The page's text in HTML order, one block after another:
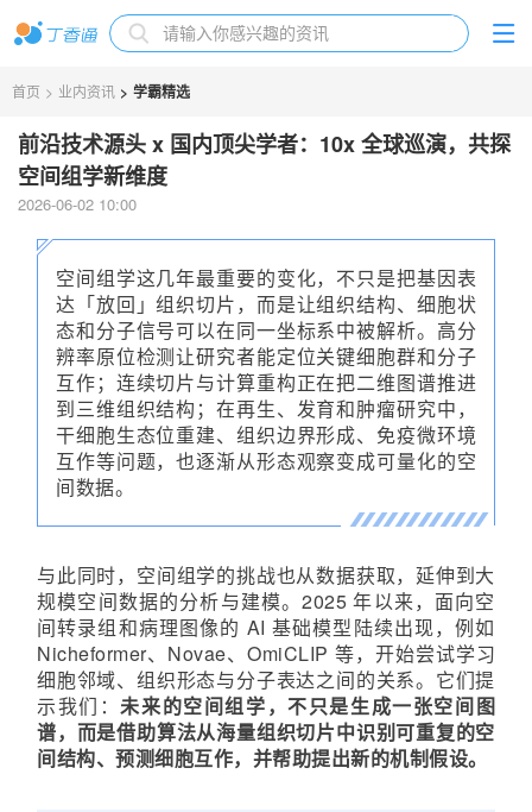
首页 > 业内资讯 > 学霸精选
前沿技术源头 x 国内顶尖学者：10x 全球巡演，共探
空间组学新维度
2026-06-02 10:00
空间组学这几年最重要的变化，不只是把基因表
达「放回」组织切片，而是让组织结构、细胞状
态和分子信号可以在同一坐标系中被解析。高分
辨率原位检测让研究者能定位关键细胞群和分子
互作；连续切片与计算重构正在把二维图谱推进
到三维组织结构；在再生、发育和肿瘤研究中，
干细胞生态位重建、组织边界形成、免疫微环境
互作等问题，也逐渐从形态观察变成可量化的空
间数据。
与此同时，空间组学的挑战也从数据获取，延伸到大
规模空间数据的分析与建模。2025 年以来，面向空
间转录组和病理图像的 AI 基础模型陆续出现，例如
Nicheformer、Novae、OmiCLIP 等，开始尝试学习
细胞邻域、组织形态与分子表达之间的关系。它们提
示我们：未来的空间组学，不只是生成一张空间图
谱，而是借助算法从海量组织切片中识别可重复的空
间结构、预测细胞互作，并帮助提出新的机制假设。